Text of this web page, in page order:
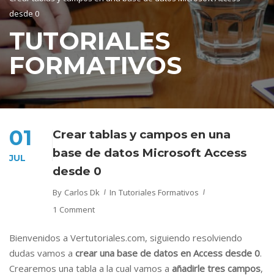
desde 0
TUTORIALES
FORMATIVOS
01
JUL
Crear tablas y campos en una
base de datos Microsoft Access
desde 0
By Carlos Dk In Tutoriales Formativos
1 Comment
Bienvenidos a Vertutoriales.com, siguiendo resolviendo
dudas vamos a crear una base de datos en Access desde 0.
Crearemos una tabla a la cual vamos a añadirle tres campos,